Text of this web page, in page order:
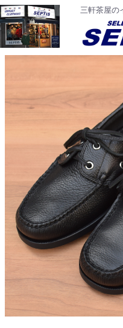
三軒茶屋の